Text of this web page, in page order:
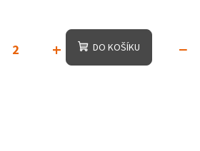
+ DO KOŠÍKU −